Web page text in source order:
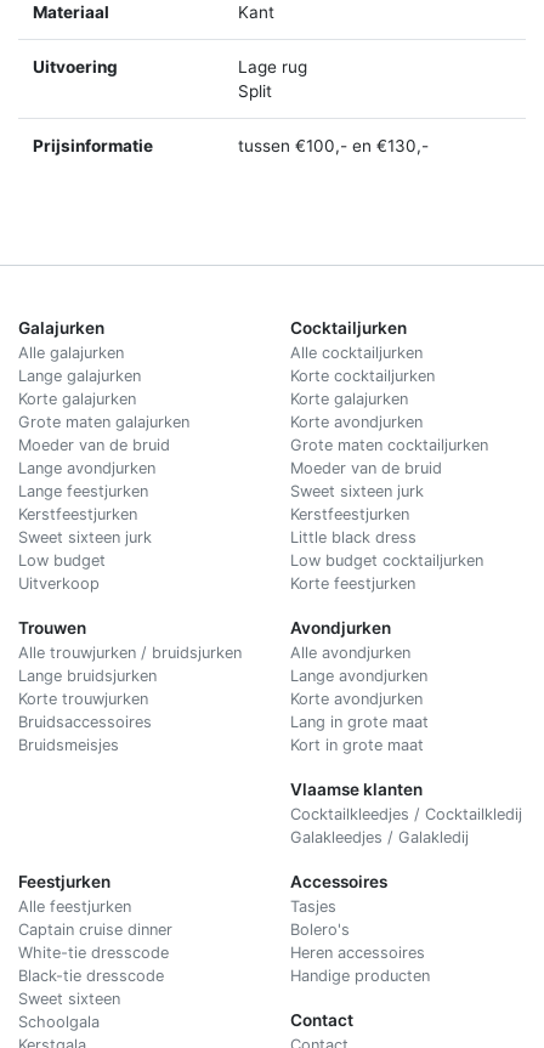
Materiaal Kant
Uitvoering
Lage rug
Split
Prijsinformatie tussen €100,- en €130,-
Galajurken
Alle galajurken
Lange galajurken
Korte galajurken
Grote maten galajurken
Moeder van de bruid
Lange avondjurken
Lange feestjurken
Kerstfeestjurken
Sweet sixteen jurk
Low budget
Uitverkoop
Trouwen
Alle trouwjurken / bruidsjurken
Lange bruidsjurken
Korte trouwjurken
Bruidsaccessoires
Bruidsmeisjes
Cocktailjurken
Alle cocktailjurken
Korte cocktailjurken
Korte galajurken
Korte avondjurken
Grote maten cocktailjurken
Moeder van de bruid
Sweet sixteen jurk
Kerstfeestjurken
Little black dress
Low budget cocktailjurken
Korte feestjurken
Avondjurken
Alle avondjurken
Lange avondjurken
Korte avondjurken
Lang in grote maat
Kort in grote maat
Vlaamse klanten
Cocktailkleedjes / Cocktailkledij
Galakleedjes / Galakledij
Feestjurken
Alle feestjurken
Captain cruise dinner
White-tie dresscode
Black-tie dresscode
Sweet sixteen
Schoolgala
Accessoires
Tasjes
Bolero's
Heren accessoires
Handige producten
Contact